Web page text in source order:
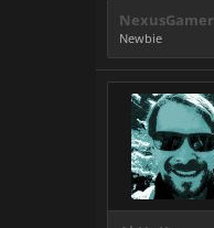
NexusGamer
Newbie